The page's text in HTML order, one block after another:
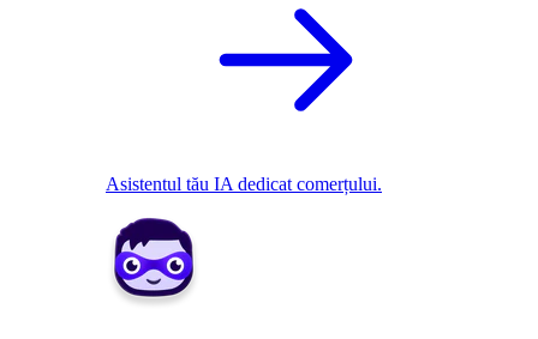
Asistentul tău IA dedicat comerțului.